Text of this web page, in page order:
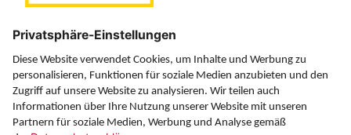
Über uns
Service
Information
Folgen Sie uns auf